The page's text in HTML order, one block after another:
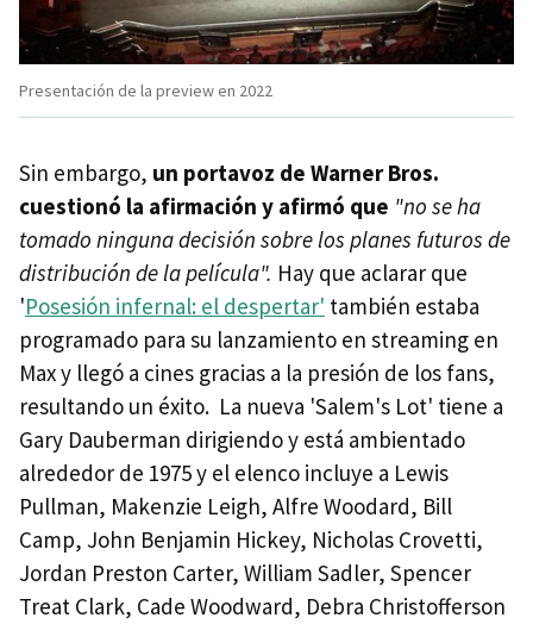
Presentación de la preview en 2022
Sin embargo, un portavoz de Warner Bros.
cuestionó la afirmación y afirmó que "no se ha
tomado ninguna decisión sobre los planes futuros de
distribución de la película". Hay que aclarar que
'Posesión infernal: el despertar' también estaba
programado para su lanzamiento en streaming en
Max y llegó a cines gracias a la presión de los fans,
resultando un éxito. La nueva 'Salem's Lot' tiene a
Gary Dauberman dirigiendo y está ambientado
alrededor de 1975 y el elenco incluye a Lewis
Pullman, Makenzie Leigh, Alfre Woodard, Bill
Camp, John Benjamin Hickey, Nicholas Crovetti,
Jordan Preston Carter, William Sadler, Spencer
Treat Clark, Cade Woodward, Debra Christofferson